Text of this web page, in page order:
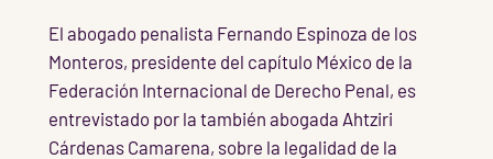
El abogado penalista Fernando Espinoza de los
Monteros, presidente del capítulo México de la
Federación Internacional de Derecho Penal, es
entrevistado por la también abogada Ahtziri
Cárdenas Camarena, sobre la legalidad de la